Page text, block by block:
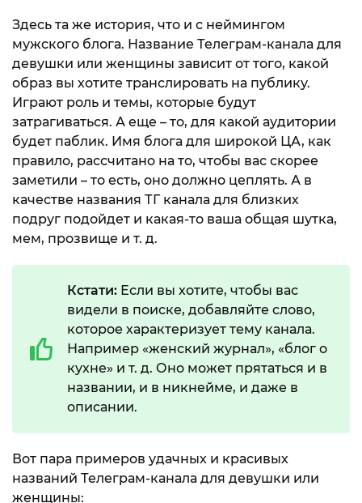
Здесь та же история, что и с неймингом
мужского блога. Название Телеграм-канала для
девушки или женщины зависит от того, какой
образ вы хотите транслировать на публику.
Играют роль и темы, которые будут
затрагиваться. А еще – то, для какой аудитории
будет паблик. Имя блога для широкой ЦА, как
правило, рассчитано на то, чтобы вас скорее
заметили – то есть, оно должно цеплять. А в
качестве названия ТГ канала для близких
подруг подойдет и какая-то ваша общая шутка,
мем, прозвище и т. д.
Кстати: Если вы хотите, чтобы вас
видели в поиске, добавляйте слово,
которое характеризует тему канала.
Например «женский журнал», «блог о
кухне» и т. д. Оно может прятаться и в
названии, и в никнейме, и даже в
описании.
Вот пара примеров удачных и красивых
названий Телеграм-канала для девушки или
женщины: